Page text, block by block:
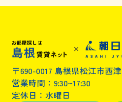
〒690-0017 島根県松江市西
営業時間：9:30~17:30
定休日：水曜日